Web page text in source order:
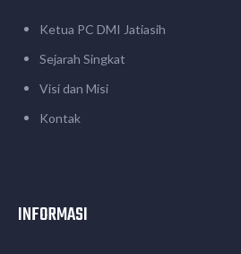
Ketua PC DMI Jatiasih
Sejarah Singkat
Visi dan Misi
Kontak
INFORMASI